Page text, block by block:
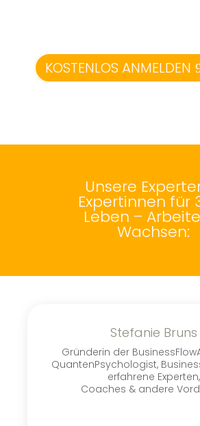
KOSTENLOS ANMELDEN
Unsere
Expertinnen für
Leben –
Wachsen:
Stefanie Bruns
Gründerin der
QuantenPsychologist,
erfahrene Experten,
Coaches & andere